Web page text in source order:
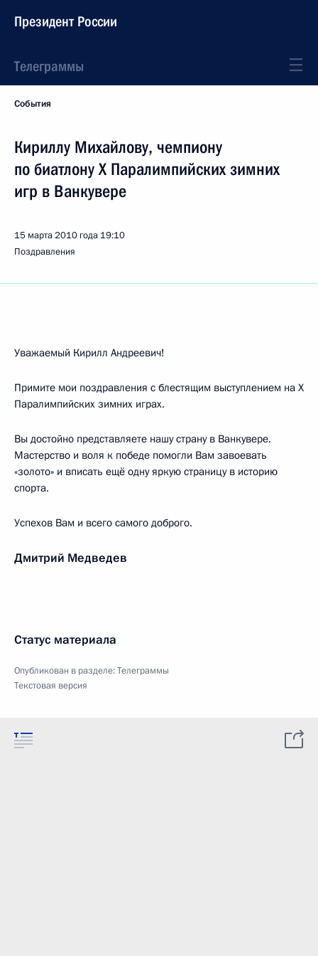
Президент России
Телеграммы
События
Кириллу Михайлову, чемпиону
по биатлону X Паралимпийских зимних
игр в Ванкувере
15 марта 2010 года 19:10
Поздравления
Уважаемый Кирилл Андреевич!
Примите мои поздравления с блестящим выступлением на Х
Паралимпийских зимних играх.
Вы достойно представляете нашу страну в Ванкувере.
Мастерство и воля к победе помогли Вам завоевать
«золото» и вписать ещё одну яркую страницу в историю
спорта.
Успехов Вам и всего самого доброго.
Дмитрий Медведев
Статус материала
Опубликован в разделе:Телеграммы
Текстовая версия